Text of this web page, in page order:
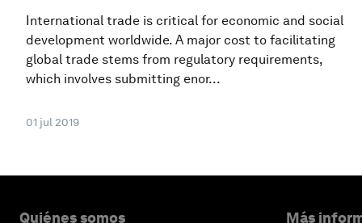
International trade is critical for economic and social
development worldwide. A major cost to facilitating
global trade stems from regulatory requirements,
which involves submitting enor...
01 jul 2019
Quiénes somos Más